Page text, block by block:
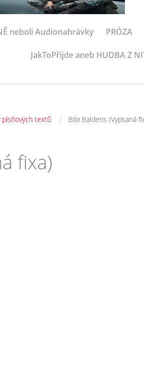
neboli Audionahrávky PRÓZA
JakToPřijde aneb HUDBA Z
písňových textů / Bibi Balderis (Vypsaná
fixa)